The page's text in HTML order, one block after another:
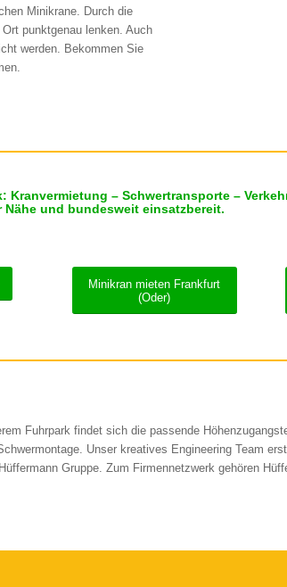
Minikrane. Durch die
punktgenau lenken. Auch
werden. Bekommen Sie
– Schwertransporte –
und bundesweit einsatzbereit.
Minikran mieten Frankfurt
(Oder)
Fuhrpark findet sich die passende
Unser kreatives Engineering Team
Gruppe. Zum Firmennetzwerk gehören